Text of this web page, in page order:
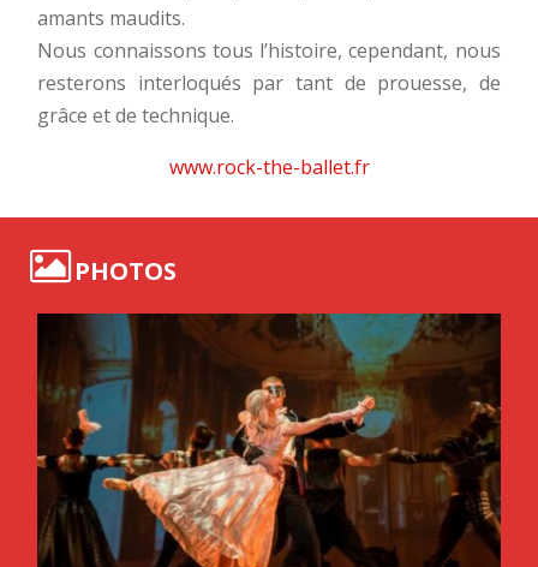
amants maudits.
Nous connaissons tous l’histoire, cependant, nous
resterons interloqués par tant de prouesse, de
grâce et de technique.
www.rock-the-ballet.fr
PHOTOS